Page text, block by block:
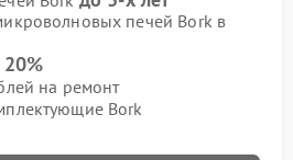
печей Bork в
20%
на ремонт
Bork